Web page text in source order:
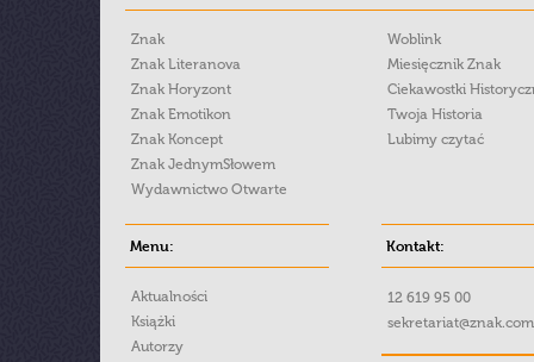
Znak
Znak Literanova
Znak Horyzont
Znak Emotikon
Znak Koncept
Znak JednymSłowem
Wydawnictwo Otwarte
Woblink
Miesięcznik Znak
Ciekawostki
Twoja Historia
Lubimy czytać
Menu:
Aktualności
Książki
Autorzy
Kontakt:
12 619 95 00